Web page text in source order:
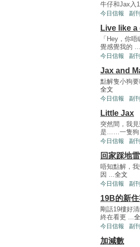
牛仔和Jax入
今日信報 副
Live like a
「Hey，你
覺感覺我的 ...
今日信報 副
Jax and
點解隻小狗
全文
今日信報 副
Little Jax
突然間，我
是……一隻狗
今日信報 副
回家踩地雷
唔知點解，
因 ...全文
今日信報 副
19B的新
剛話19樓好
終在看更 ...
今日信報 副
加減數